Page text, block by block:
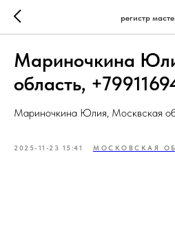
регистр
Мариночкина
область,
Мариночкина Юлия, Москвская
2025-11-23 15:41 МОСКОВСКАЯ